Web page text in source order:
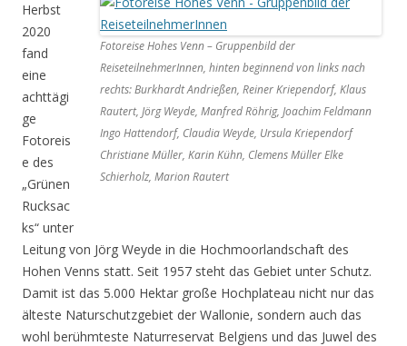
Fotoreise Hohes Venn – Gruppenbild der
ReiseteilnehmerInnen, hinten beginnend von links nach
rechts: Burkhardt Andrießen, Reiner Kriependorf, Klaus
Rautert, Jörg Weyde, Manfred Röhrig, Joachim Feldmann
Ingo Hattendorf, Claudia Weyde, Ursula Kriependorf
Christiane Müller, Karin Kühn, Clemens Müller Elke
Schierholz, Marion Rautert
Herbst
2020
fand
eine
achttägi
ge
Fotoreis
e des
„Grünen
Rucksac
ks“ unter
Leitung von Jörg Weyde in die Hochmoorlandschaft des
Hohen Venns statt. Seit 1957 steht das Gebiet unter Schutz.
Damit ist das 5.000 Hektar große Hochplateau nicht nur das
älteste Naturschutzgebiet der Wallonie, sondern auch das
wohl berühmteste Naturreservat Belgiens und das Juwel des